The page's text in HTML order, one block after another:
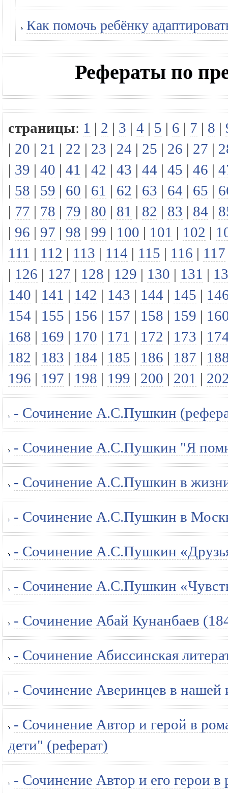
Как помочь ребёнку
Рефераты по
страницы: 1 | 2 | 3 | 4 | 5 | 6 | 7 | 8 |
| 20 | 21 | 22 | 23 | 24 | 25 | 26 | 27 |
| 39 | 40 | 41 | 42 | 43 | 44 | 45 | 46 |
| 58 | 59 | 60 | 61 | 62 | 63 | 64 | 65 |
| 77 | 78 | 79 | 80 | 81 | 82 | 83 | 84 |
| 96 | 97 | 98 | 99 | 100 | 101 | 102 |
111 | 112 | 113 | 114 | 115 | 116 | 117
| 126 | 127 | 128 | 129 | 130 | 131 |
140 | 141 | 142 | 143 | 144 | 145 |
154 | 155 | 156 | 157 | 158 | 159 |
168 | 169 | 170 | 171 | 172 | 173 |
182 | 183 | 184 | 185 | 186 | 187 |
196 | 197 | 198 | 199 | 200 | 201 |
- Сочинение А.С.Пушкин
- Сочинение А.С.Пушкин "Я
- Сочинение А.С.Пушкин в
- Сочинение А.С.Пушкин в
- Сочинение А.С.Пушкин
- Сочинение А.С.Пушкин
- Сочинение Абай Кунанбаев
- Сочинение Абиссинская
- Сочинение Аверинцев в нашей
- Сочинение Автор и герой в
дети" (реферат)
- Сочинение Автор и его герои